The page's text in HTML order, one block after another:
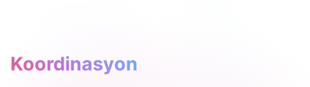
Koordinasyon